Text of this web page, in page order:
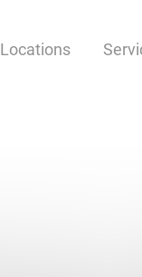
Locations